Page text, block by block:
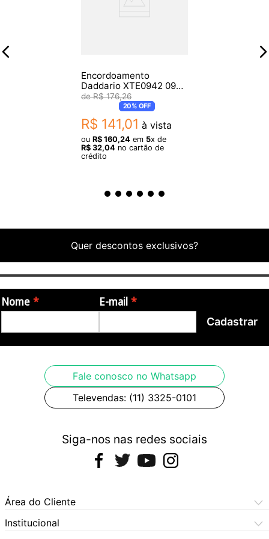
Encordoamento
Daddario XTE0942 09
Guitarra
R$ 176,26
20%OFF
R$ 141,01 à vista
ou R$ 160,24 em 5x de
R$ 32,04 no cartão de
crédito
Quer descontos exclusivos?
Nome E-mail
Cadastrar
Fale conosco no Whatsapp
Televendas: (11) 3325-0101
Siga-nos nas redes sociais
Área do Cliente
Meus Pedidos
Meus Dados
Institucional